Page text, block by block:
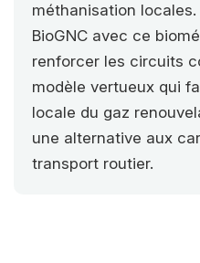
méthanisation
BioGNC avec ce
renforcer les circuits
modèle vertueux qui
locale du gaz
une alternative aux
transport routier.